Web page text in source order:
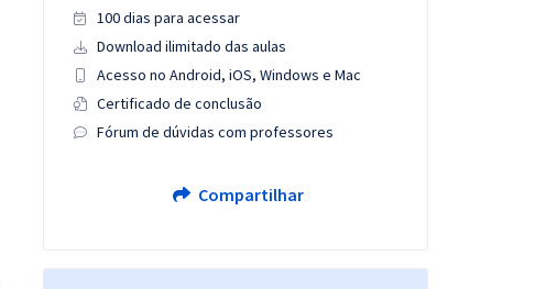
100 dias para acessar
Download ilimitado das aulas
Acesso no Android, iOS, Windows e Mac
Certificado de conclusão
Fórum de dúvidas com professores
Compartilhar